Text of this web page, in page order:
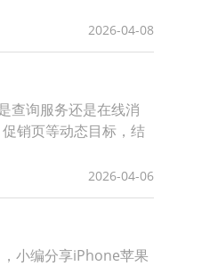
2026-04-08
查询服务还是在线消
销页等动态目标，结
2026-04-06
小编分享iPhone苹果